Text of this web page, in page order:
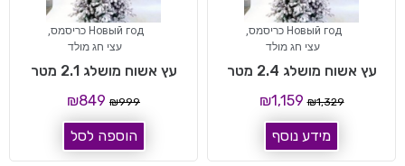
Новый год כריסמס
,
עצי חג מולד
עץ אשוח מושלג 2.4 מטר
₪1,329
₪1,159
מידע נוסף
Новый год כריסמס
,
עצי חג מולד
עץ אשוח מושלג 2.1 מטר
₪999
₪849
הוספה לסל